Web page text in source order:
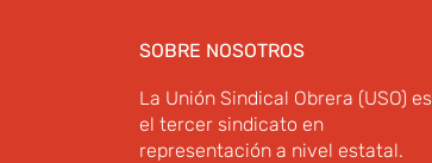
SOBRE NOSOTROS
La Unión Sindical Obrera (USO) es
el tercer sindicato en
representación a nivel estatal.